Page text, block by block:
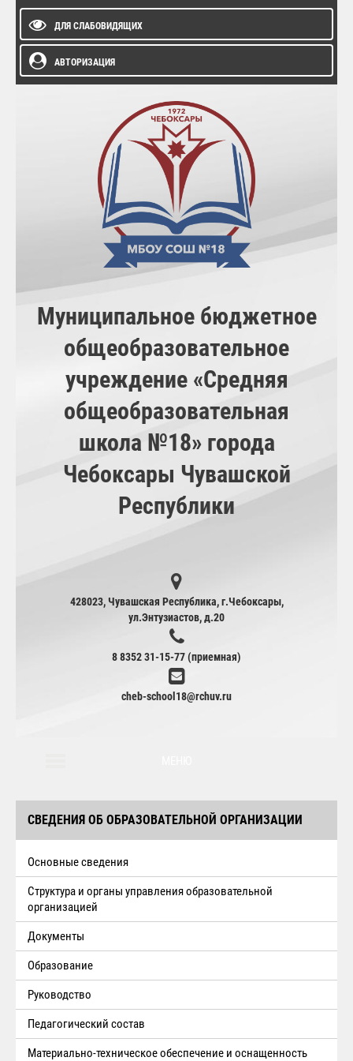
ДЛЯ СЛАБОВИДЯЩИХ
АВТОРИЗАЦИЯ
Муниципальное бюджетное
общеобразовательное
учреждение «Средняя
общеобразовательная
школа №18» города
Чебоксары Чувашской
Республики
428023, Чувашская Республика, г.Чебоксары,
ул.Энтузиастов, д.20
8 8352 31-15-77 (приемная)
cheb-school18@rchuv.ru
СВЕДЕНИЯ ОБ ОБРАЗОВАТЕЛЬНОЙ ОРГАНИЗАЦИИ
Основные сведения
Структура и органы управления образовательной
организацией
Документы
Образование
Руководство
Педагогический состав
Материально-техническое обеспечение и оснащенность